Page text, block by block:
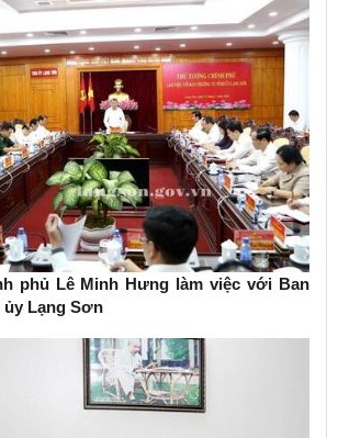
phủ Lê Minh Hưng làm việc với Ban
Lạng Sơn